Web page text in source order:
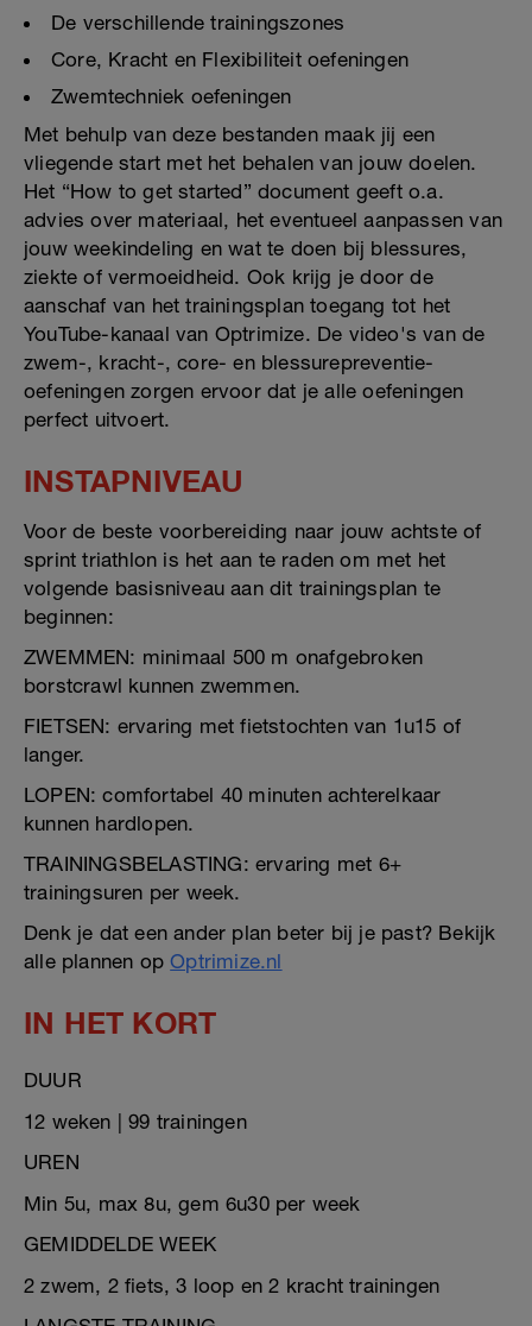
De verschillende trainingszones
Core, Kracht en Flexibiliteit oefeningen
Zwemtechniek oefeningen
Met behulp van deze bestanden maak jij een
vliegende start met het behalen van jouw doelen.
Het “How to get started” document geeft o.a.
advies over materiaal, het eventueel aanpassen van
jouw weekindeling en wat te doen bij blessures,
ziekte of vermoeidheid. Ook krijg je door de
aanschaf van het trainingsplan toegang tot het
YouTube-kanaal van Optrimize. De video's van de
zwem-, kracht-, core- en blessurepreventie-
oefeningen zorgen ervoor dat je alle oefeningen
perfect uitvoert.
INSTAPNIVEAU
Voor de beste voorbereiding naar jouw achtste of
sprint triathlon is het aan te raden om met het
volgende basisniveau aan dit trainingsplan te
beginnen:
ZWEMMEN: minimaal 500 m onafgebroken
borstcrawl kunnen zwemmen.
FIETSEN: ervaring met fietstochten van 1u15 of
langer.
LOPEN: comfortabel 40 minuten achterelkaar
kunnen hardlopen.
TRAININGSBELASTING: ervaring met 6+
trainingsuren per week.
Denk je dat een ander plan beter bij je past? Bekijk
alle plannen opOptrimize.nl
IN HET KORT
DUUR
12 weken | 99 trainingen
UREN
Min 5u, max 8u, gem 6u30 per week
GEMIDDELDE WEEK
2 zwem, 2 fiets, 3 loop en 2 kracht trainingen